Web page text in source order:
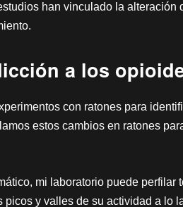
han vinculado la alteración
a los
con ratones para
estos cambios en ratones
mi laboratorio puede perfilar
y valles de su actividad a lo